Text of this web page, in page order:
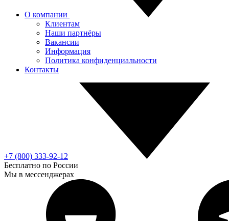
О компании
Клиентам
Наши партнёры
Вакансии
Информация
Политика конфиденциальности
Контакты
+7 (800) 333-92-12
Бесплатно по России
Мы в мессенджерах